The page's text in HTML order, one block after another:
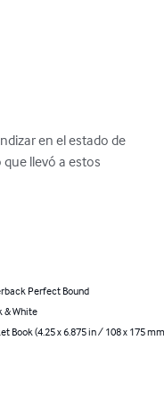
en el estado de
llevó a estos
Perfect Bound
& White
Book (4.25 x 6.875 in / 108 x 175